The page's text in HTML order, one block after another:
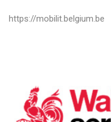
https://mobilit.belgium.be